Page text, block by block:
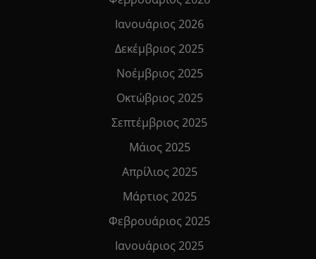
Ιανουάριος 2026
Δεκέμβριος 2025
Νοέμβριος 2025
Οκτώβριος 2025
Σεπτέμβριος 2025
Μάιος 2025
Απρίλιος 2025
Μάρτιος 2025
Φεβρουάριος 2025
Ιανουάριος 2025